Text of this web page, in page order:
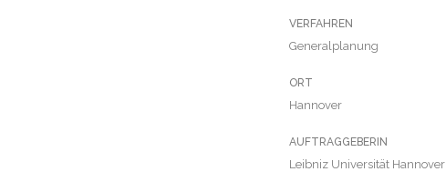
VERFAHREN
Generalplanung
ORT
Hannover
AUFTRAGGEBERIN
Leibniz Universität Hannover